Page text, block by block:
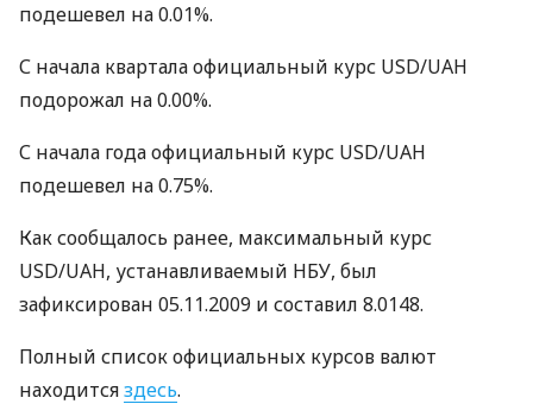
подешевел на 0.01%.
С начала квартала официальный курс USD/UAH
подорожал на 0.00%.
С начала года официальный курс USD/UAH
подешевел на 0.75%.
Как сообщалось ранее, максимальный курс
USD/UAH, устанавливаемый НБУ, был
зафиксирован 05.11.2009 и составил 8.0148.
Полный список официальных курсов валют
находитсяздесь.